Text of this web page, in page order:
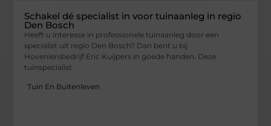
Schakel dé specialist in voor tuinaanleg in regio
Den Bosch
Heeft u interesse in professionele tuinaanleg door een
specialist uit regio Den Bosch? Dan bent u bij
Hoveniersbedrijf Eric Kuijpers in goede handen. Deze
tuinspecialist
Tuin En Buitenleven